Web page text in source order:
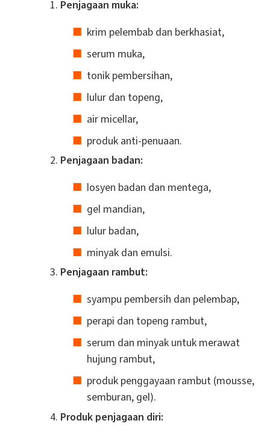
Penjagaan muka:
krim pelembab dan berkhasiat,
serum muka,
tonik pembersihan,
lulur dan topeng,
air micellar,
produk anti-penuaan.
Penjagaan badan:
losyen badan dan mentega,
gel mandian,
lulur badan,
minyak dan emulsi.
Penjagaan rambut:
syampu pembersih dan pelembap,
perapi dan topeng rambut,
serum dan minyak untuk merawat
hujung rambut,
produk penggayaan rambut (mousse,
semburan, gel).
Produk penjagaan diri: